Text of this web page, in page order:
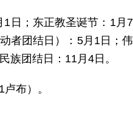
1日；东正教圣诞节：1
者团结日）：5月1日；
族团结日：11月4日。
布）。